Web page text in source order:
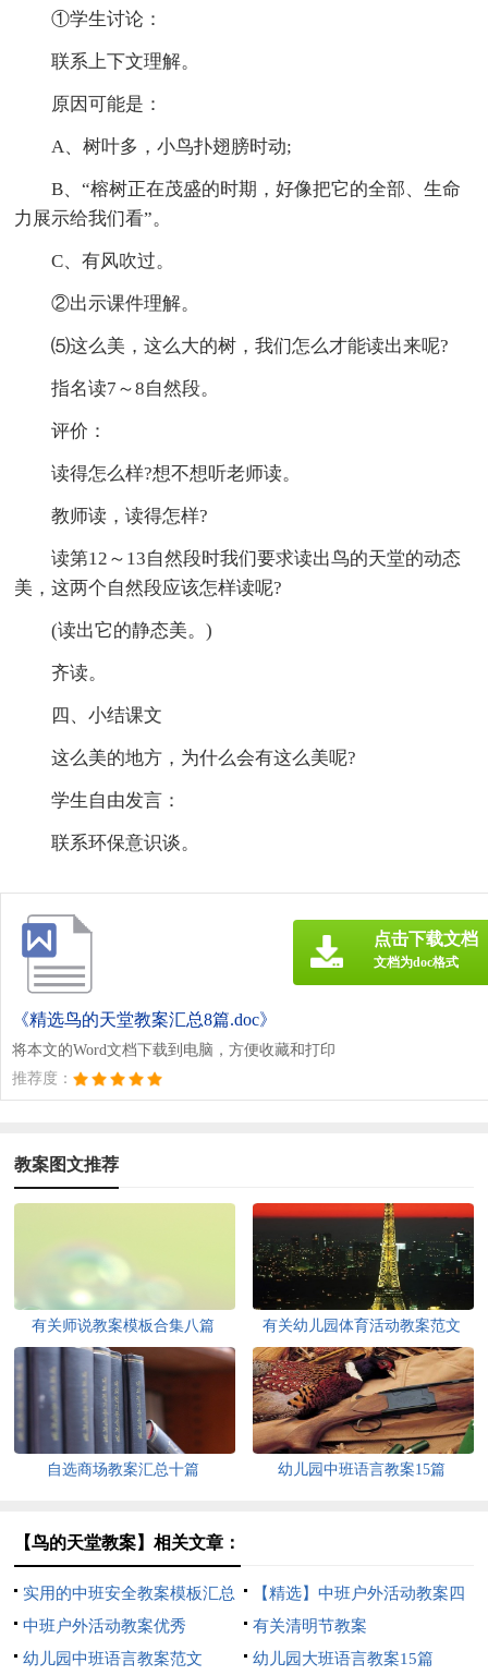
①学生讨论：
联系上下文理解。
原因可能是：
A、树叶多，小鸟扑翅膀时动;
B、“榕树正在茂盛的时期，好像把它的全部、生命
力展示给我们看”。
C、有风吹过。
②出示课件理解。
⑸这么美，这么大的树，我们怎么才能读出来呢?
指名读7～8自然段。
评价：
读得怎么样?想不想听老师读。
教师读，读得怎样?
读第12～13自然段时我们要求读出鸟的天堂的动态
美，这两个自然段应该怎样读呢?
(读出它的静态美。)
齐读。
四、小结课文
这么美的地方，为什么会有这么美呢?
学生自由发言：
联系环保意识谈。
《精选鸟的天堂教案汇总8篇.doc》
将本文的Word文档下载到电脑，方便收藏和打印
推荐度：
点击下载文档
文档为doc格式
教案图文推荐
有关师说教案模板合集八篇 有关幼儿园体育活动教案范文
自选商场教案汇总十篇 幼儿园中班语言教案15篇
【鸟的天堂教案】相关文章：
实用的中班安全教案模板汇总
8篇
【精选】中班户外活动教案四
篇
中班户外活动教案优秀
有关清明节教案
幼儿园中班语言教案范文
幼儿园大班语言教案15篇